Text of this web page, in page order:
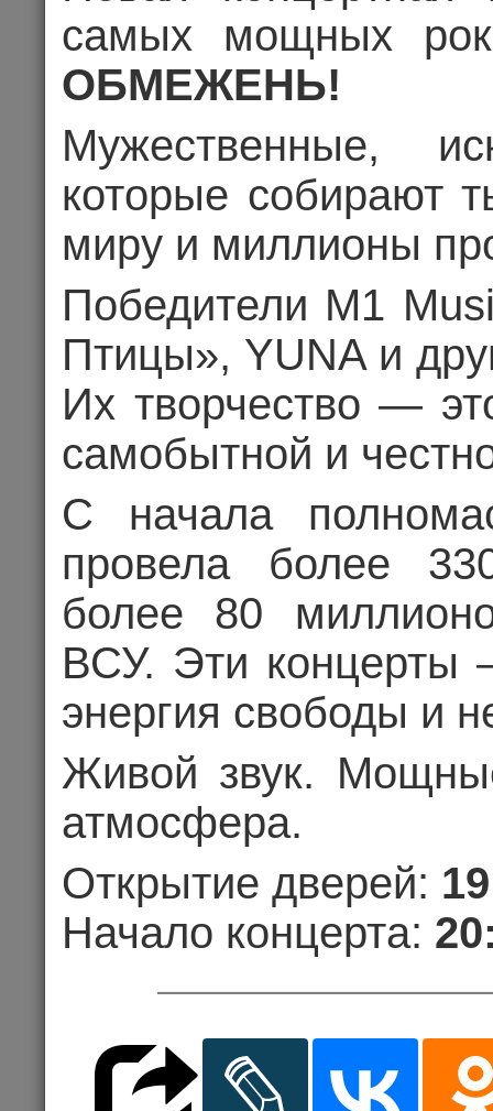
АНАТОЛИЙ
Цена
КОНЦЕРТ
самых мощных
ОБМЕЖЕНЬ!
Мужественные,
которые собирают
миру и миллионы
Победители M1
Птицы», YUNA и
Их творчество —
самобытной и
С начала
провела более
более 80
ВСУ. Эти концерты
энергия свободы и
Живой звук.
атмосфера.
Открытие дверей:
Начало концерта: